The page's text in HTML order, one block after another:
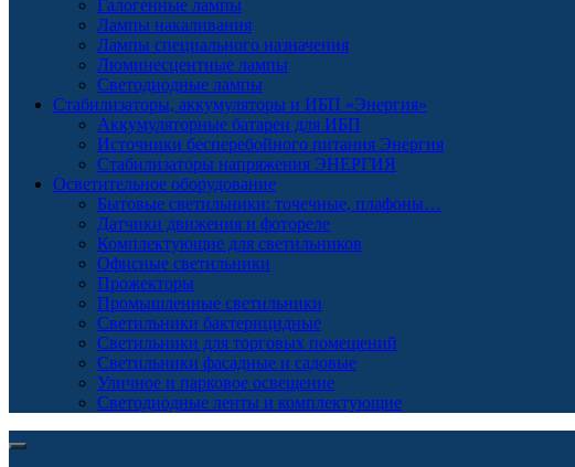
Галогенные лампы
Лампы накаливания
Лампы специального назначения
Люминесцентные лампы
Светодиодные лампы
Стабилизаторы, аккумуляторы и ИБП «Энергия»
Аккумуляторные батареи для ИБП
Источники бесперебойного питания Энергия
Стабилизаторы напряжения ЭНЕРГИЯ
Осветительное оборудование
Бытовые светильники: точечные, плафоны…
Датчики движения и фотореле
Комплектующие для светильников
Офисные светильники
Прожекторы
Промышленные светильники
Светильники бактерицидные
Светильники для торговых помещений
Светильники фасадные и садовые
Уличное и парковое освещение
Светодиодные ленты и комплектующие